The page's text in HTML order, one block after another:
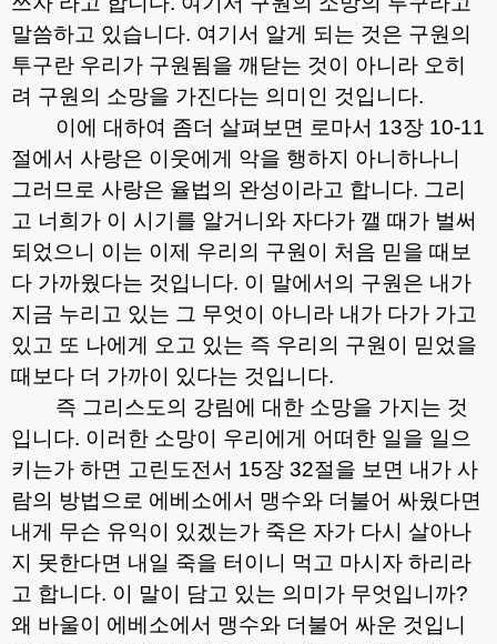
말씀하고 있습니다. 여기서 알게 되는 것은 구원의
투구란 우리가 구원됨을 깨닫는 것이 아니라 오히
려 구원의 소망을 가진다는 의미인 것입니다.
이에 대하여 좀더 살펴보면 로마서 13장 10-11
절에서 사랑은 이웃에게 악을 행하지 아니하나니
그러므로 사랑은 율법의 완성이라고 합니다. 그리
고 너희가 이 시기를 알거니와 자다가 깰 때가 벌써
되었으니 이는 이제 우리의 구원이 처음 믿을 때보
다 가까웠다는 것입니다. 이 말에서의 구원은 내가
지금 누리고 있는 그 무엇이 아니라 내가 다가 가고
있고 또 나에게 오고 있는 즉 우리의 구원이 믿었을
때보다 더 가까이 있다는 것입니다.
즉 그리스도의 강림에 대한 소망을 가지는 것
입니다. 이러한 소망이 우리에게 어떠한 일을 일으
키는가 하면 고린도전서 15장 32절을 보면 내가 사
람의 방법으로 에베소에서 맹수와 더불어 싸웠다면
내게 무슨 유익이 있겠는가 죽은 자가 다시 살아나
지 못한다면 내일 죽을 터이니 먹고 마시자 하리라
고 합니다. 이 말이 담고 있는 의미가 무엇입니까?
왜 바울이 에베소에서 맹수와 더불어 싸운 것입니